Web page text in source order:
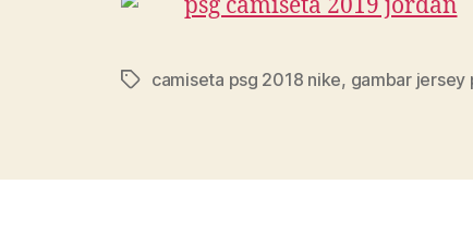
Etiquetas
camiseta psg 2018 nike, gambar jersey